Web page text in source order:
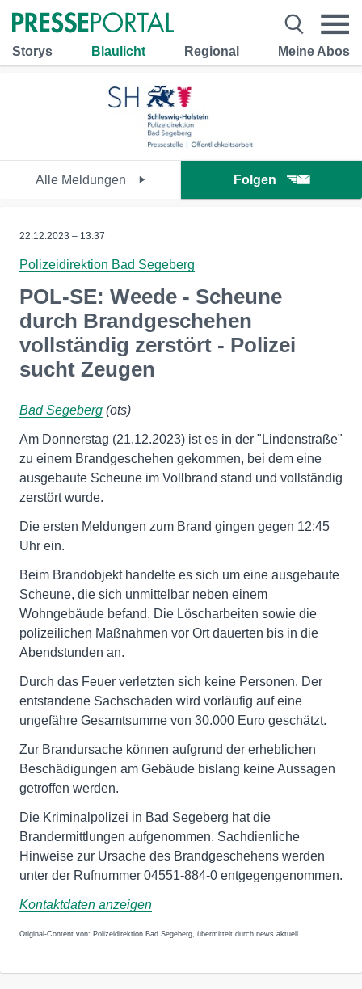
Storys Blaulicht Regional Meine Abos
Alle Meldungen Folgen
22.12.2023 – 13:37
Polizeidirektion Bad Segeberg
POL-SE: Weede - Scheune
durch Brandgeschehen
vollständig zerstört - Polizei
sucht Zeugen
Bad Segeberg (ots)
Am Donnerstag (21.12.2023) ist es in der "Lindenstraße"
zu einem Brandgeschehen gekommen, bei dem eine
ausgebaute Scheune im Vollbrand stand und vollständig
zerstört wurde.
Die ersten Meldungen zum Brand gingen gegen 12:45
Uhr ein.
Beim Brandobjekt handelte es sich um eine ausgebaute
Scheune, die sich unmittelbar neben einem
Wohngebäude befand. Die Löscharbeiten sowie die
polizeilichen Maßnahmen vor Ort dauerten bis in die
Abendstunden an.
Durch das Feuer verletzten sich keine Personen. Der
entstandene Sachschaden wird vorläufig auf eine
ungefähre Gesamtsumme von 30.000 Euro geschätzt.
Zur Brandursache können aufgrund der erheblichen
Beschädigungen am Gebäude bislang keine Aussagen
getroffen werden.
Die Kriminalpolizei in Bad Segeberg hat die
Brandermittlungen aufgenommen. Sachdienliche
Hinweise zur Ursache des Brandgeschehens werden
unter der Rufnummer 04551-884-0 entgegengenommen.
Kontaktdaten anzeigen
Original-Content von: Polizeidirektion Bad Segeberg, übermittelt durch news aktuell